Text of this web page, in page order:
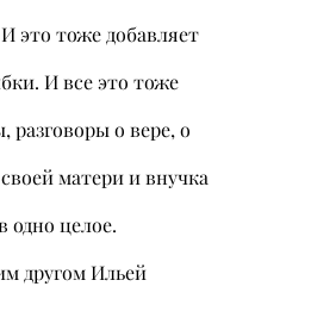
это тоже добавляет
И все это тоже
о вере, о
матери и внучка
одно целое.
другом Ильей